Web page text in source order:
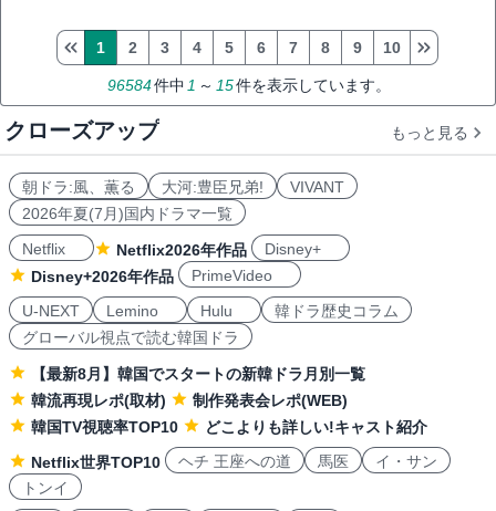
96584件中1 ～ 15件を表示しています。
1 2 3 4 5 6 7 8 9 10
クローズアップ もっと見る
朝ドラ:風、薫る 大河:豊臣兄弟!
VIVANT
2026年夏(7月)国内ドラマ一覧
Netflix
Netflix2026年作品
Disney+
Disney+2026年作品
PrimeVideo
U-NEXT
Lemino Hulu
韓ドラ歴史コラム
グローバル視点で読む韓国ドラ
【最新8月】韓国でスタートの新韓ドラ月別一覧
韓流再現レポ(取材)
制作発表会レポ(WEB)
韓国TV視聴率TOP10
どこよりも詳しい!キャスト紹介
Netflix世界TOP10
ヘチ 王座への道 馬医
イ・サン
トンイ